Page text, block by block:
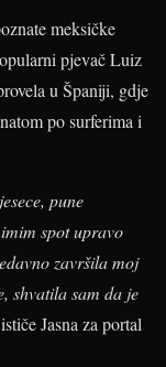
meksičke
pjevač Luiz
u Španiji, gdje
po surferima i
pune
spot upravo
završila moj
shvatila sam da je
ističe Jasna za portal